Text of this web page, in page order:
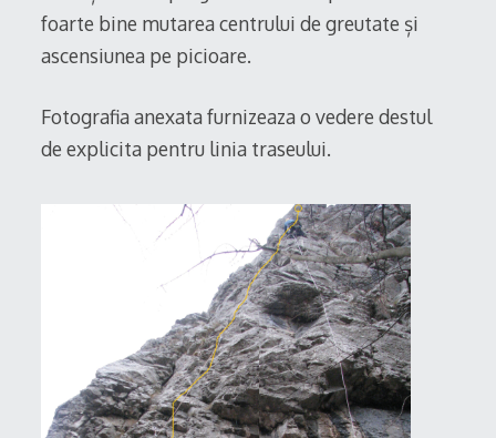
foarte bine mutarea centrului de greutate și
ascensiunea pe picioare.
Fotografia anexata furnizeaza o vedere destul
de explicita pentru linia traseului.